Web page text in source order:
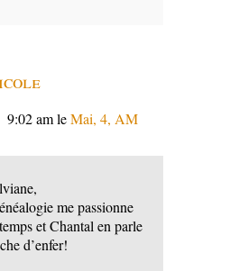
9:02 amleMai, 4, AM
me passionne
et Chantal en parle
d’enfer!